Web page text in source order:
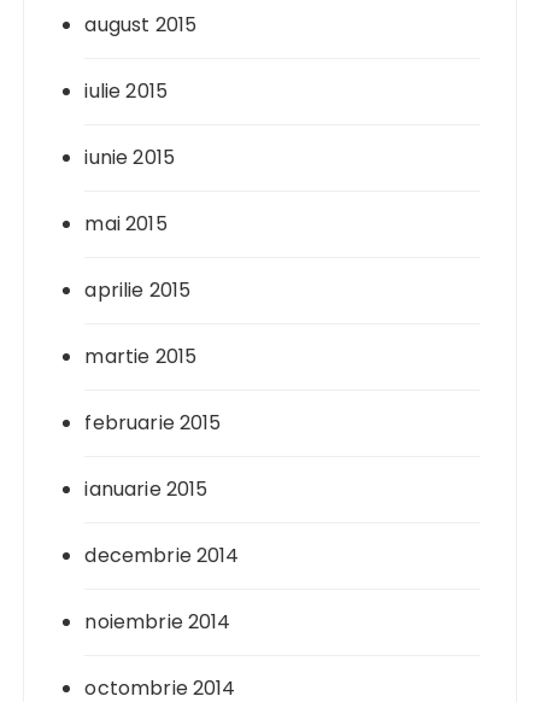
august 2015
iulie 2015
iunie 2015
mai 2015
aprilie 2015
martie 2015
februarie 2015
ianuarie 2015
decembrie 2014
noiembrie 2014
octombrie 2014